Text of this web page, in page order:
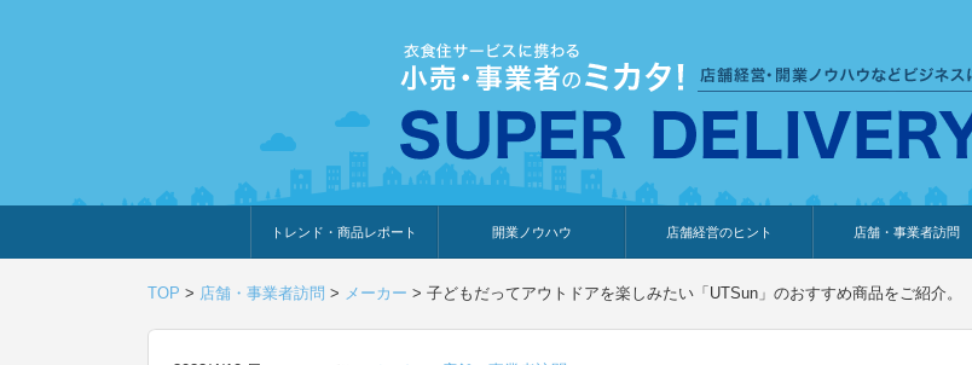
トレンド・商品レポート
トレンド・特集
人気ランキング
出展企業のおすすめ
商品体験・レビュー
暮らしの提案
開業ノウハウ
開業までの道のり
開業知識・情報
店舗経営のヒント
ウェブ集客・販売促進
仕入れ
展示会情報
接客・販売
知識情報
販促カレンダー
集客・販売促進
店舗・事業者訪問
アパレル店
カフェ・飲食店
ペットサロン
メーカー
他の業種
美容サロン
薬局
観光・ホテル旅館宿泊業
雑貨店
食料品店
TOP > 店舗・事業者訪問 > メーカー > 子どもだってアウトドアを楽しみたい「UTSun」のおすすめ商品をご紹介。